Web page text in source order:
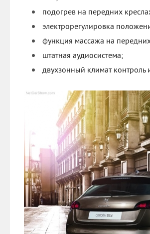
подогрев на передних
электрорегулировка
функция массажа на
штатная аудиосистема;
двухзонный климат контроль